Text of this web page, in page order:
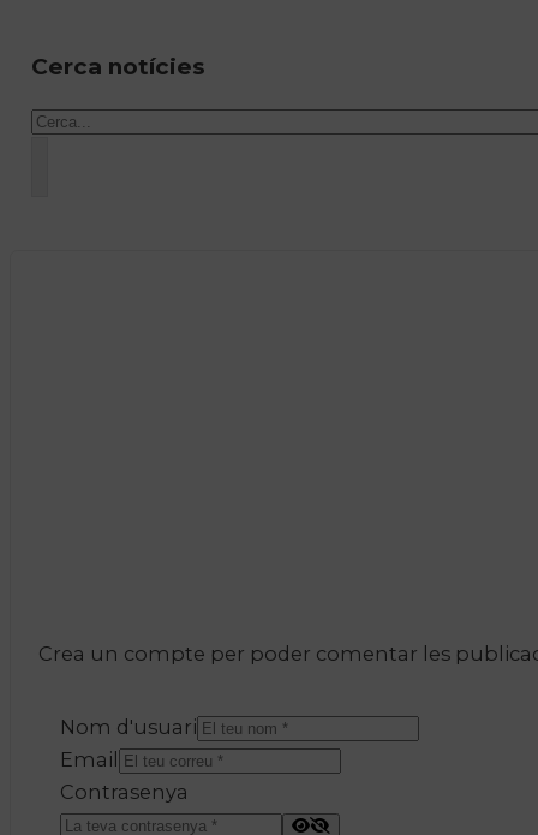
Cerca notícies
Cercar
Crea un compte per poder comentar les
Nom d'usuari
Email
Contrasenya